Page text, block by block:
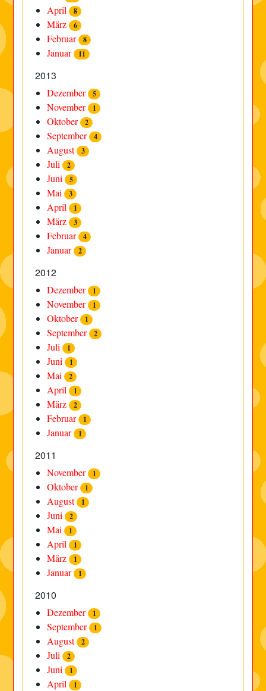
April 8
März 6
Februar 8
Januar 11
2013
Dezember 5
November 1
Oktober 2
September 4
August 3
Juli 2
Juni 5
Mai 3
April 1
März 3
Februar 4
Januar 2
2012
Dezember 1
November 1
Oktober 1
September 2
Juli 1
Juni 1
Mai 2
April 1
März 2
Februar 1
Januar 1
2011
November 1
Oktober 1
August 1
Juni 2
Mai 1
April 1
März 1
Januar 1
2010
Dezember 1
September 1
August 2
Juli 2
Juni 1
April 1